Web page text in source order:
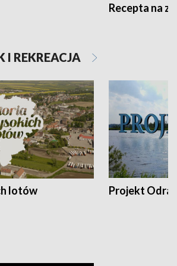
Recepta na
I REKREACJA
lotów Projekt Odra